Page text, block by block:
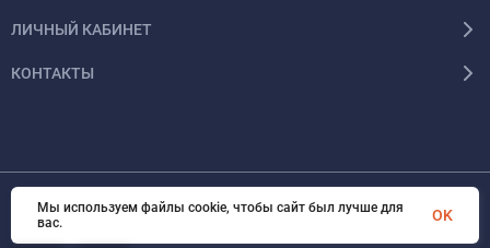
ЛИЧНЫЙ КАБИНЕТ
КОНТАКТЫ
© 2026 Энергокомплект Крым. Все права защищены
Мы используем файлы cookie, чтобы сайт был лучше для
вас.
OK